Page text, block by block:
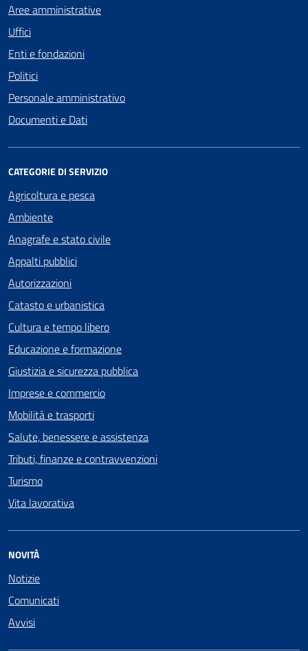
Aree amministrative
Uffici
Enti e fondazioni
Politici
Personale amministrativo
Documenti e Dati
CATEGORIE DI SERVIZIO
Agricoltura e pesca
Ambiente
Anagrafe e stato civile
Appalti pubblici
Autorizzazioni
Catasto e urbanistica
Cultura e tempo libero
Educazione e formazione
Giustizia e sicurezza pubblica
Imprese e commercio
Mobilità e trasporti
Salute, benessere e assistenza
Tributi, finanze e contravvenzioni
Turismo
Vita lavorativa
NOVITÀ
Notizie
Comunicati
Avvisi